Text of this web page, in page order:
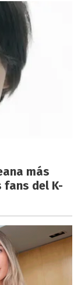
más
del K-